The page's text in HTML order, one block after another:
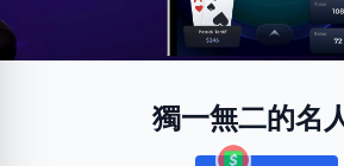
獨一無二的名